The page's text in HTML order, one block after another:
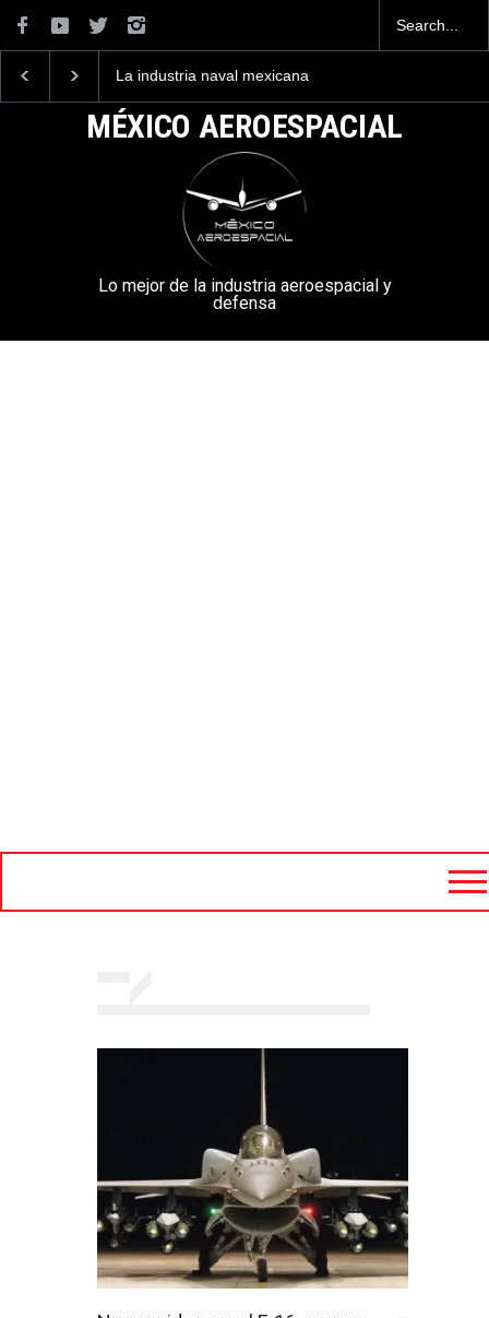
La industria naval mexicana
la Armada de México
mexicanos cuesta 2.9
millones de dólares
MÉXICO AEROESPACIAL
Lo mejor de la industria aeroespacial y
defensa